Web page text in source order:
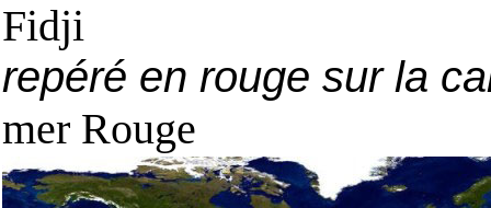
Fidji
repéré en rouge sur la
mer Rouge